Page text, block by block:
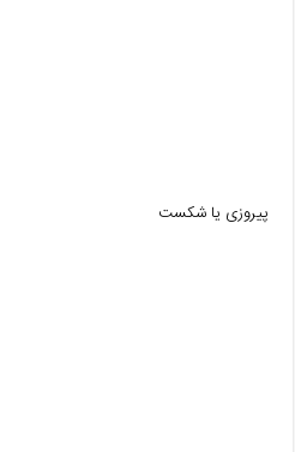
پیروزی یا شکست